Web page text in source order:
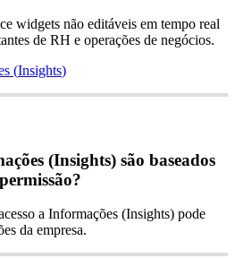
widgets não editáveis em tempo real
de RH e operações de negócios.
(Insights)
ções (Insights) são baseados
permissão?
a Informações (Insights) pode
es da empresa.